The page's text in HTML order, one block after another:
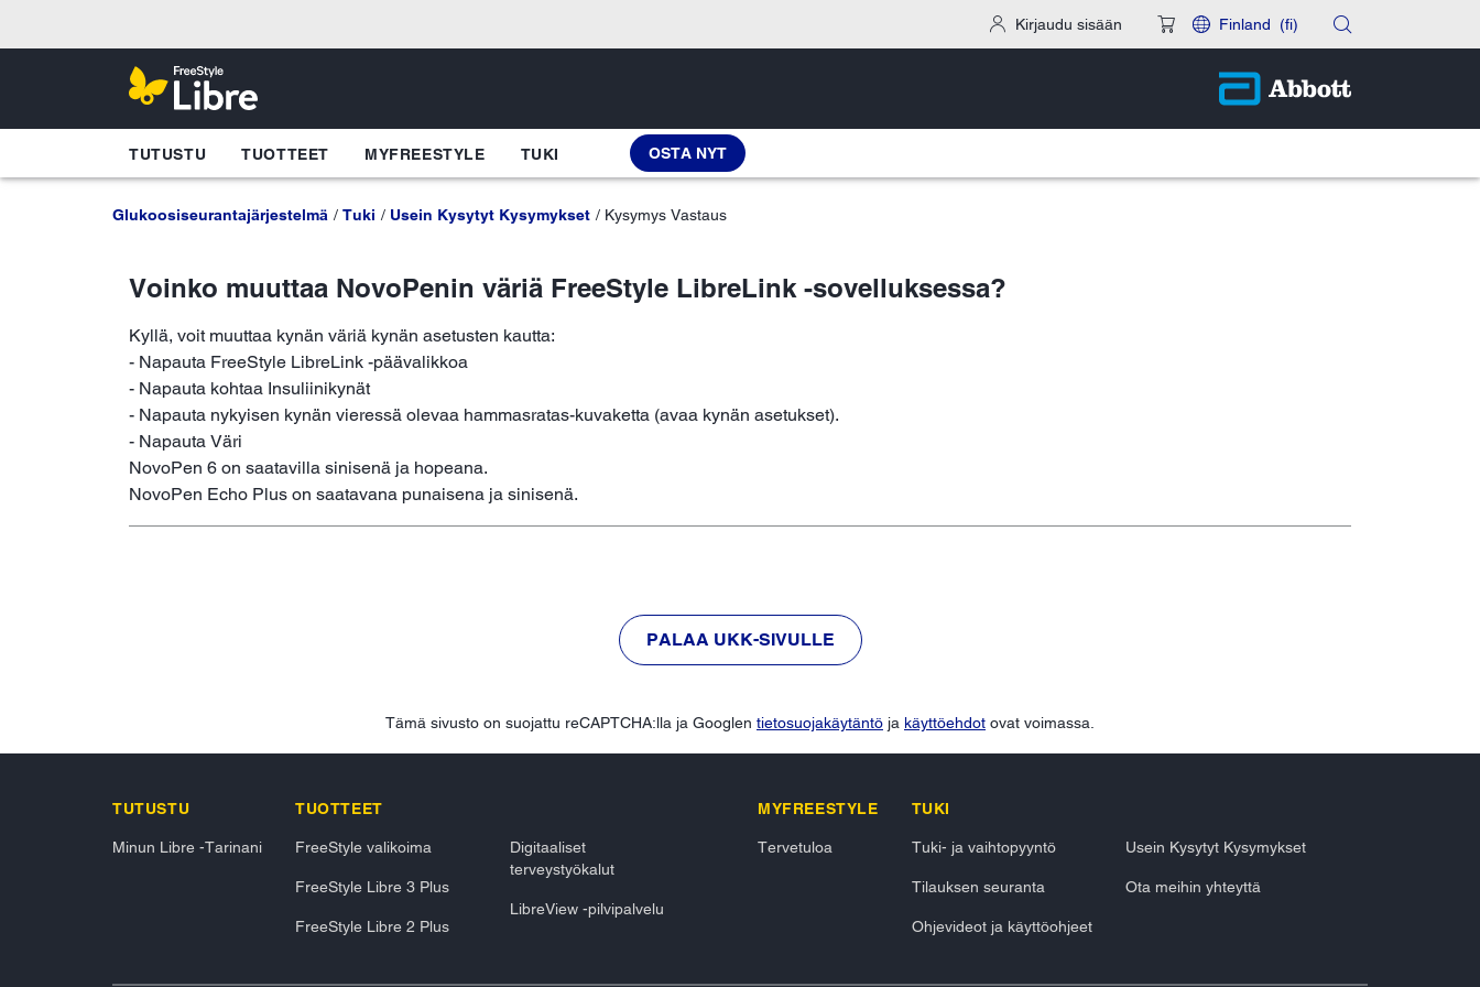
Kirjaudu sisään Finland (fi)
TUTUSTU TUOTTEET MYFREESTYLE TUKI OSTA NYT
Glukoosiseurantajärjestelmä Tuki Usein Kysytyt Kysymykset Kysymys Vastaus
Voinko muuttaa NovoPenin väriä FreeStyle LibreLink -sovelluksessa?
Kyllä, voit muuttaa kynän väriä kynän asetusten kautta:
- Napauta FreeStyle LibreLink -päävalikkoa
- Napauta kohtaa Insuliinikynät
- Napauta nykyisen kynän vieressä olevaa hammasratas-kuvaketta (avaa kynän asetukset).
- Napauta Väri
NovoPen 6 on saatavilla sinisenä ja hopeana.
NovoPen Echo Plus on saatavana punaisena ja sinisenä.
PALAA UKK-SIVULLE
Tämä sivusto on suojattu reCAPTCHA:lla ja Googlen tietosuojakäytäntö ja käyttöehdot ovat voimassa.
TUTUSTU
Minun Libre -Tarinani
TUOTTEET
FreeStyle valikoima
FreeStyle Libre 3 Plus
FreeStyle Libre 2 Plus
Digitaaliset
terveystyökalut
LibreView -pilvipalvelu
MYFREESTYLE
Tervetuloa
TUKI
Tuki- ja vaihtopyyntö
Tilauksen seuranta
Ohjevideot ja käyttöohjeet
Usein Kysytyt Kysymykset
Ota meihin yhteyttä